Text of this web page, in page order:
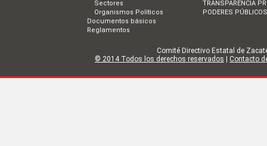
Sectores
Organismos Políticos
Documentos básicos
Reglamentos
TRANSPARENCIA
PODERES PÚBLICOS
Comité Directivo Estatal de
© 2014 Todos los derechos reservados
Contacto